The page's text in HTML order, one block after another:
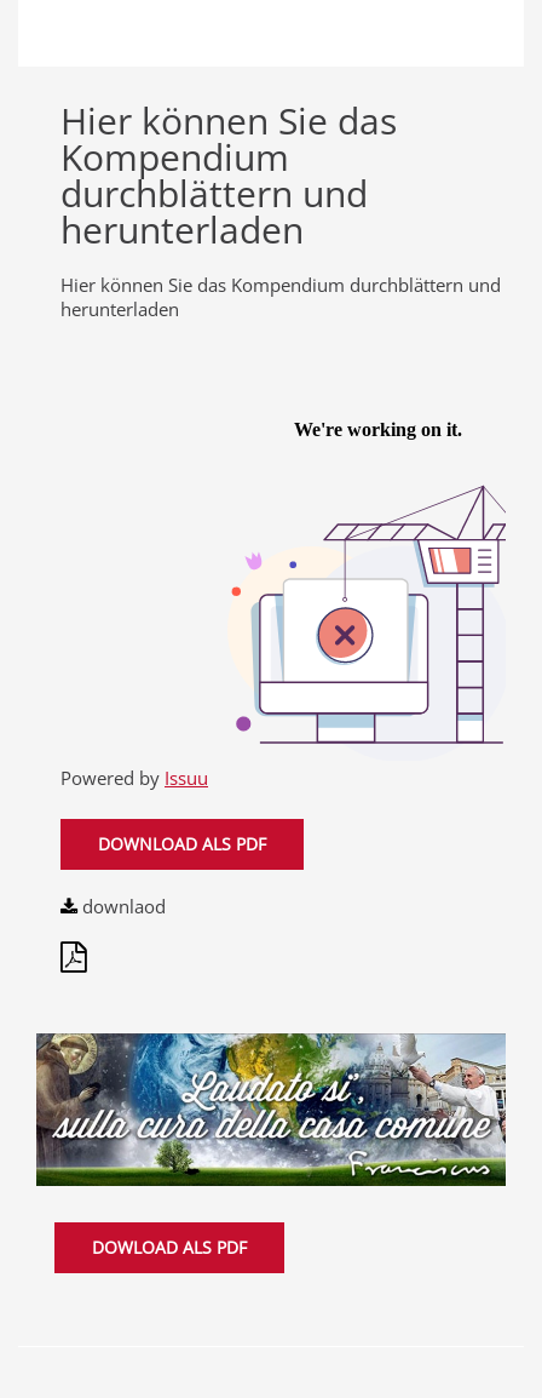
Hier können Sie das
Kompendium
durchblättern und
herunterladen
Hier können Sie das Kompendium durchblättern und
herunterladen
Powered by Issuu
DOWNLOAD ALS PDF
downlaod
DOWLOAD ALS PDF